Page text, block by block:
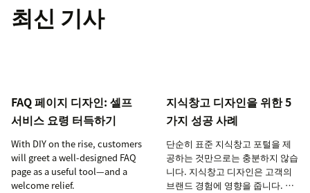
최신 기사
FAQ 페이지 디자인: 셀프
서비스 요령 터득하기
With DIY on the rise, customers
will greet a well-designed FAQ
page as a useful tool—and a
welcome relief.
지식창고 디자인을 위한 5
가지 성공 사례
단순히 표준 지식창고 포털을 제
공하는 것만으로는 충분하지 않습
니다. 지식창고 디자인은 고객의
브랜드 경험에 영향을 줍니다. 최